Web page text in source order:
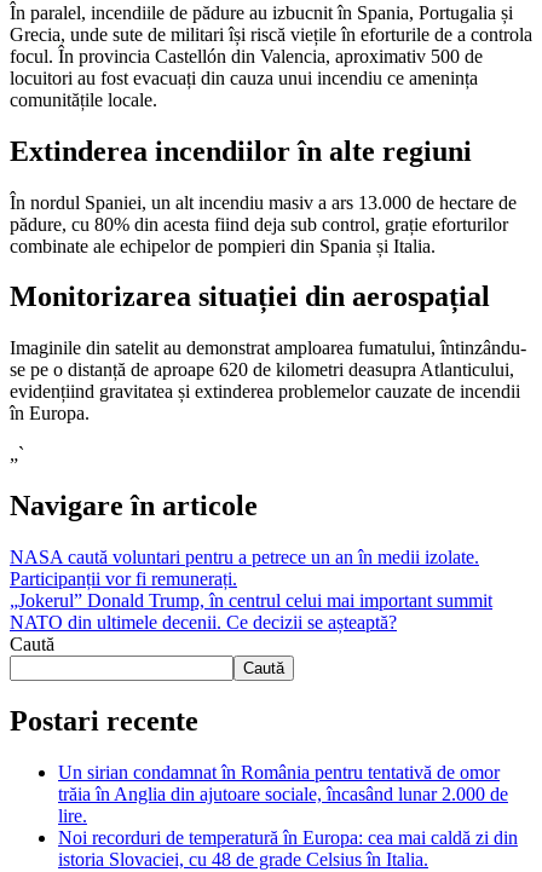
În paralel, incendiile de pădure au izbucnit în Spania, Portugalia și
Grecia, unde sute de militari își riscă viețile în eforturile de a controla
focul. În provincia Castellón din Valencia, aproximativ 500 de
locuitori au fost evacuați din cauza unui incendiu ce amenința
comunitățile locale.
Extinderea incendiilor în alte regiuni
În nordul Spaniei, un alt incendiu masiv a ars 13.000 de hectare de
pădure, cu 80% din acesta fiind deja sub control, grație eforturilor
combinate ale echipelor de pompieri din Spania și Italia.
Monitorizarea situației din aerospațial
Imaginile din satelit au demonstrat amploarea fumatului, întinzându-
se pe o distanță de aproape 620 de kilometri deasupra Atlanticului,
evidențiind gravitatea și extinderea problemelor cauzate de incendii
în Europa.
„`
Navigare în articole
NASA caută voluntari pentru a petrece un an în medii izolate.
Participanții vor fi remunerați.
„Jokerul” Donald Trump, în centrul celui mai important summit
NATO din ultimele decenii. Ce decizii se așteaptă?
Caută
Caută
Postari recente
Un sirian condamnat în România pentru tentativă de omor
trăia în Anglia din ajutoare sociale, încasând lunar 2.000 de
lire.
Noi recorduri de temperatură în Europa: cea mai caldă zi din
istoria Slovaciei, cu 48 de grade Celsius în Italia.